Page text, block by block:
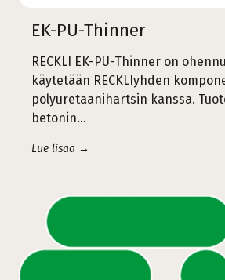
EK-PU-Thinner
RECKLI EK-PU-Thinner on
käytetään RECKLIyhden
polyuretaanihartsin kanssa.
betonin…
Lue lisää →